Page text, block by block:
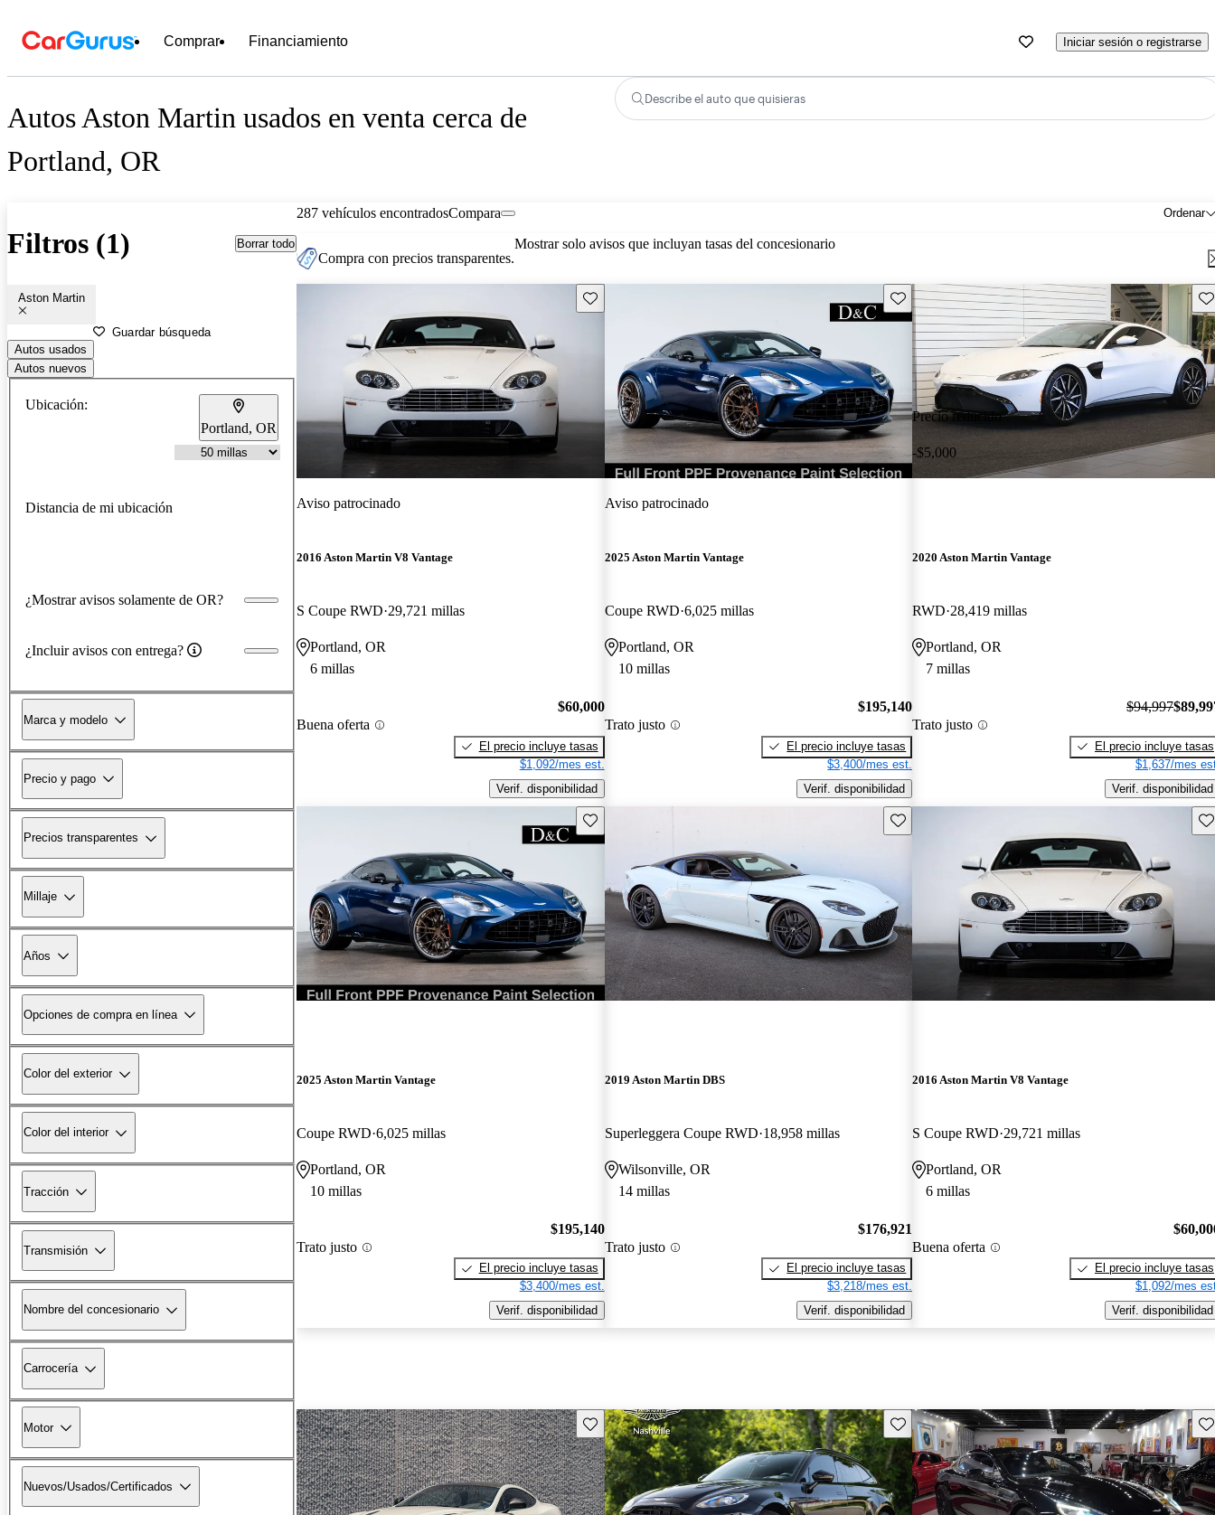
Comprar Financiamiento Iniciar sesión o registrarse
Autos Aston Martin usados en venta cerca de
Portland, OR
Describe el auto que quisieras
Filtros (1) Borrar todo
Aston Martin
Guardar búsqueda
Autos usados
Autos nuevos
Ubicación:
Portland, OR
Distancia de mi ubicación
¿Mostrar avisos solamente de OR?
¿Incluir avisos con entrega?
Marca y modelo
Precio y pago
Precios transparentes
Millaje
Años
Opciones de compra en línea
Color del exterior
Color del interior
Tracción
Transmisión
Nombre del concesionario
Carrocería
Motor
Nuevos/Usados/Certificados
287 vehículos encontrados Ordenar
Compara
Compra con precios transparentes.
Mostrar solo avisos que incluyan tasas del concesionario
Guarda este Aviso
Aviso patrocinado
2016 Aston Martin V8 Vantage
S Coupe RWD 29,721 millas
Portland, OR
6 millas
Buena oferta
$60,000
El precio incluye tasas
$1,092/mes est.
Verif. disponibilidad
Guarda este Aviso
Aviso patrocinado
2025 Aston Martin Vantage
Coupe RWD 6,025 millas
Portland, OR
10 millas
Trato justo
$195,140
El precio incluye tasas
$3,400/mes est.
Verif. disponibilidad
Precio reducido
-$5,000
2020 Aston Martin Vantage
RWD 28,419 millas
Portland, OR
7 millas
Trato justo
$94,997
El precio incluye tasas
$1,637/mes
Verif. disponibilidad
Guarda este Aviso
2025 Aston Martin Vantage
Coupe RWD 6,025 millas
Portland, OR
10 millas
Trato justo
$195,140
El precio incluye tasas
$3,400/mes est.
Verif. disponibilidad
Guarda este Aviso
2019 Aston Martin DBS
Superleggera Coupe RWD 18,958 millas
Wilsonville, OR
14 millas
Trato justo
$176,921
El precio incluye tasas
$3,218/mes est.
Verif. disponibilidad
2016 Aston Martin V8 Vantage
S Coupe RWD 29,721 millas
Portland, OR
6 millas
Buena oferta
El precio incluye tasas
$1,092/mes
Verif. disponibilidad
Guarda este Aviso Guarda este Aviso